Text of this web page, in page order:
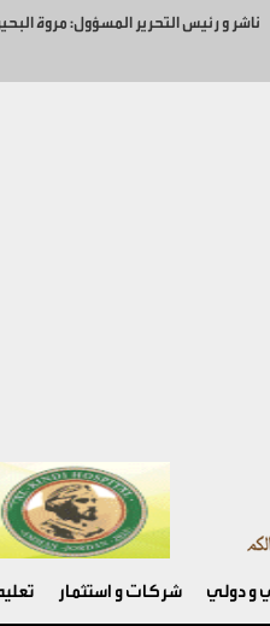
ناشر و رئيس التحرير المسؤول: مروة
و دولي شركات و استثمار